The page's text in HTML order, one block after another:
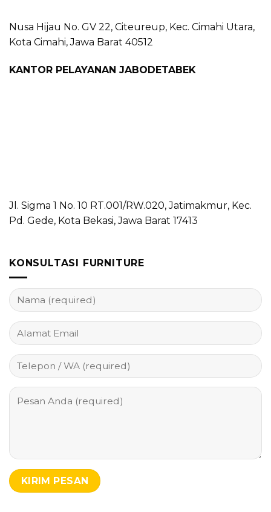
Nusa Hijau No. GV 22, Citeureup, Kec. Cimahi Utara,
Kota Cimahi, Jawa Barat 40512
KANTOR PELAYANAN JABODETABEK
Jl. Sigma 1 No. 10 RT.001/RW.020, Jatimakmur, Kec.
Pd. Gede, Kota Bekasi, Jawa Barat 17413
KONSULTASI FURNITURE